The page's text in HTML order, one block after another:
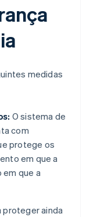
medidas
O sistema de
com
protege os
em que a
que a
proteger ainda